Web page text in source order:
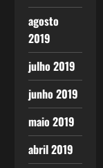
agosto
2019
julho 2019
junho 2019
maio 2019
abril 2019